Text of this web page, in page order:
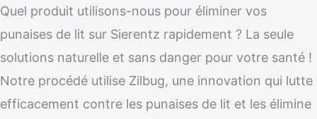
Quel produit utilisons-nous pour éliminer vos
punaises de lit sur Sierentz rapidement ? La seule
solutions naturelle et sans danger pour votre santé !
Notre procédé utilise Zilbug, une innovation qui lutte
efficacement contre les punaises de lit et les élimine